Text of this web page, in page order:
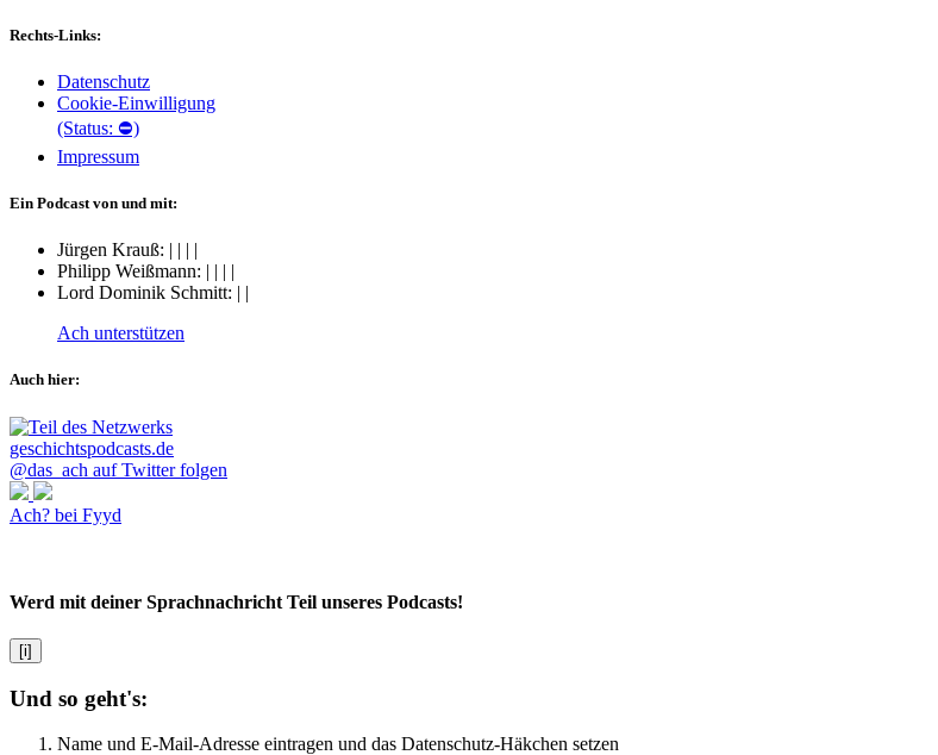
Rechts-Links:
Datenschutz
Cookie-Einwilligung
(Status: ⛔)
Impressum
Ein Podcast von und mit:
Jürgen Krauß: | | | |
Philipp Weißmann: | | | |
Lord Dominik Schmitt: | |
Ach unterstützen
Auch hier:
@das_ach auf Twitter folgen
Ach? bei Fyyd
Werd mit deiner Sprachnachricht Teil unseres Podcasts!
[i]
Und so geht's:
Name und E-Mail-Adresse eintragen und das Datenschutz-Häkchen setzen